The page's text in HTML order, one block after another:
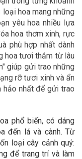
hoa mang những
yêu hoa nhiều lựa
hoa thơm xinh, rực
phù hợp nhất dành
hoa tươi thắm từ lâu
giúp gửi trao những
rỡ tươi xinh và ẩn
hảo nhất để gửi trao
phổ biến, có dáng
đến lá và cành. Từ
loại cây cảnh quý:
để trang trí và làm